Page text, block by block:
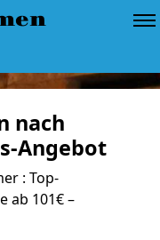
nach
Angebot
: Top-
ab 101€ –